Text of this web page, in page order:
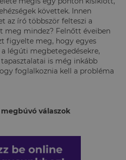
követtek. Innen
az író többször felteszi a
meg mindez? Felnőtt éveiben
figyelte meg, hogy egyes
légúti megbetegedésekre,
is még inkább
foglalkoznia kell a probléma
válaszok